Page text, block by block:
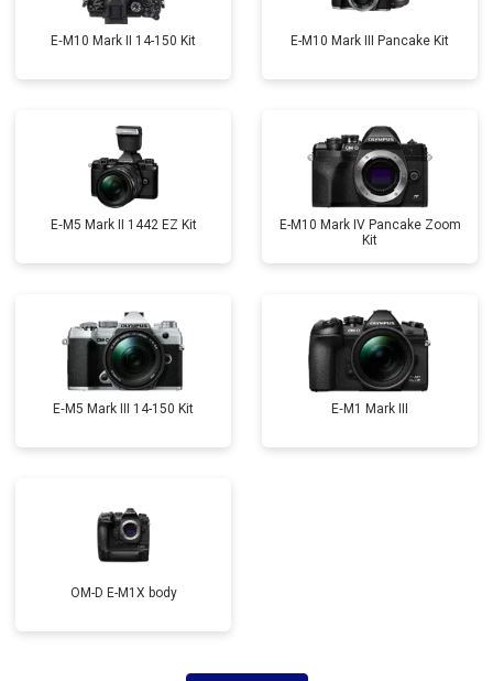
E‑M10 Mark II 14-150 Kit E-M10 Mark III Pancake Kit
E‑M5 Mark II 1442 EZ Kit
E-M10 Mark IV Pancake Zoom
Kit
E‑M5 Mark III 14-150 Kit E‑M1 Mark III
OM-D E-M1X body